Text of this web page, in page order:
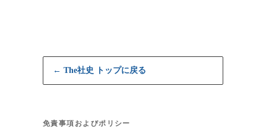
← The社史 トップに戻る
免責事項およびポリシー